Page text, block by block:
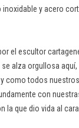
y acero
el escultor
alza orgullosa
como todos
con
la que dio vida al